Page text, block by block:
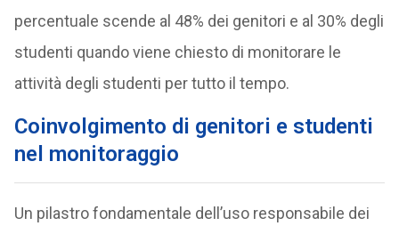
percentuale scende al 48% dei genitori e al 30% degli
studenti quando viene chiesto di monitorare le
attività degli studenti per tutto il tempo.
Coinvolgimento di genitori e studenti
nel monitoraggio
Un pilastro fondamentale dell’uso responsabile dei